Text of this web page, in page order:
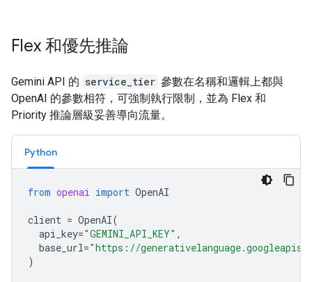
Flex 和優先推論
Gemini API 的 service_tier 參數在名稱和邏輯上都與
OpenAI 的參數相符，可強制執行限制，並為 Flex 和
Priority 推論層級妥善導向流量。
Python
from openai import OpenAI
client = OpenAI(
api_key="GEMINI_API_KEY" ,
base_url="https://
)